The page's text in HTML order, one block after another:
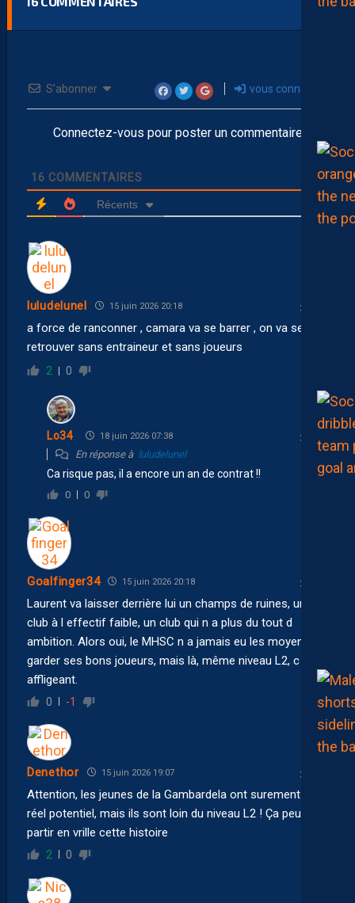
S’abonner vous connecter
Connectez-vous pour poster un commentaire
16 COMMENTAIRES
Récents
luludelunel 15 juin 2026 20:18
a force de ranconner , camara va se barrer , on va se
retrouver sans entraineur et sans joueurs
2 0
Lo34 18 juin 2026 07:38
En réponse à luludelunel
Ca risque pas, il a encore un an de contrat !!
0 0
Goalfinger34 15 juin 2026 20:18
Laurent va laisser derrière lui un champs de ruines, un
club à l effectif faible, un club qui n a plus du tout d
ambition. Alors oui, le MHSC n a jamais eu les moyens de
garder ses bons joueurs, mais là, même niveau L2, c est
affligeant.
0 -1
Denethor 15 juin 2026 19:07
Attention, les jeunes de la Gambardela ont surement un
réel potentiel, mais ils sont loin du niveau L2 ! Ça peut
partir en vrille cette histoire
2 0